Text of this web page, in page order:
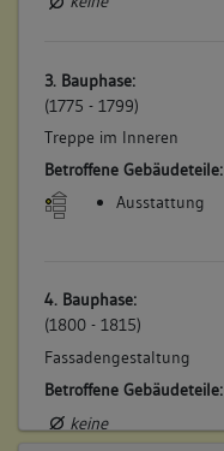
3. Bauphase:
(1775 - 1799)
Treppe im Inneren
Betroffene Gebäudeteile:
Ausstattung
4. Bauphase:
(1800 - 1815)
Fassadengestaltung
Betroffene Gebäudeteile:
keine